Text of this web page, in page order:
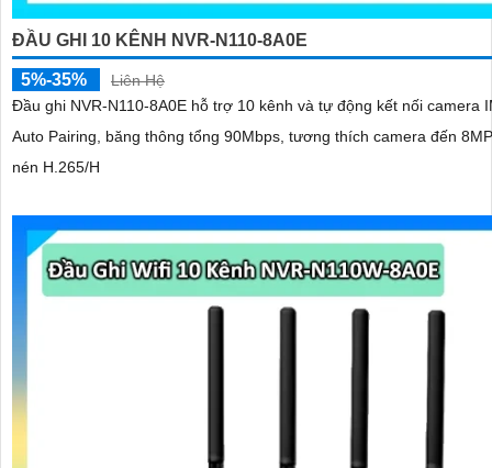
ĐẦU GHI 10 KÊNH NVR-N110-8A0E
5%-35%
Liên Hệ
Đầu ghi NVR-N110-8A0E hỗ trợ 10 kênh và tự động kết nối camera
Auto Pairing, băng thông tổng 90Mbps, tương thích camera đến
nén H.265/H